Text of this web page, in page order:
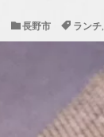
長野市 ランチ,